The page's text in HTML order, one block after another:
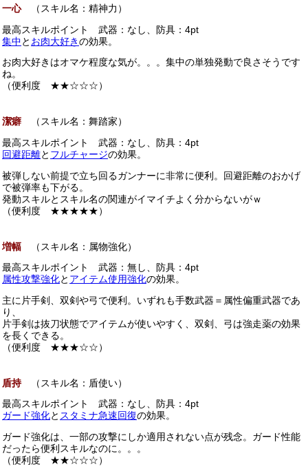
一心（スキル名：精神力）
最高スキルポイント 武器：なし、防具：4pt
集中 と お肉大好き の効果。
お肉大好きはオマケ程度な気が。。。集中の単独発動で良さそうです
ね。
（便利度 ★★☆☆☆）
潔癖 （スキル名：舞踏家）
最高スキルポイント 武器：なし、防具：4pt
回避距離と フルチャージの効果。
被弾しない前提で立ち回るガンナーに非常に便利。回避距離のおかげ
で被弾率も下がる。
発動スキルとスキル名の関連がイマイチよく分からないがｗ
（便利度 ★★★★★）
増幅 （スキル名：属物強化）
最高スキルポイント 武器：無し、防具：4pt
属性攻撃強化と アイテム使用強化の効果。
主に片手剣、双剣や弓で便利。いずれも手数武器＝属性偏重武器であ
り、
片手剣は抜刀状態でアイテムが使いやすく、双剣、弓は強走薬の効果
を長くできる。
（便利度 ★★★☆☆）
盾持（スキル名：盾使い）
最高スキルポイント 武器：なし、防具：4pt
ガード強化と スタミナ急速回復の効果。
ガード強化は、一部の攻撃にしか適用されない点が残念。ガード性能
だったら便利スキルなのに。。。
（便利度 ★★☆☆☆）